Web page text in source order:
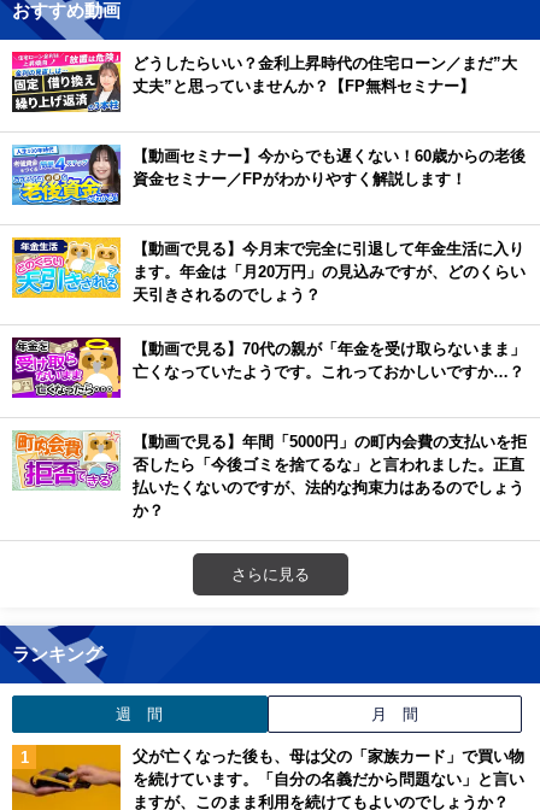
おすすめ動画
どうしたらいい？金利上昇時代の住宅ローン／まだ”大
丈夫”と思っていませんか？【FP無料セミナー】
【動画セミナー】今からでも遅くない！60歳からの老後
資金セミナー／FPがわかりやすく解説します！
【動画で見る】今月末で完全に引退して年金生活に入り
ます。年金は「月20万円」の見込みですが、どのくらい
天引きされるのでしょう？
【動画で見る】70代の親が「年金を受け取らないまま」
亡くなっていたようです。これっておかしいですか…？
【動画で見る】年間「5000円」の町内会費の支払いを拒
否したら「今後ゴミを捨てるな」と言われました。正直
払いたくないのですが、法的な拘束力はあるのでしょう
か？
さらに見る
ランキング
週 間 月 間
父が亡くなった後も、母は父の「家族カード」で買い物
を続けています。「自分の名義だから問題ない」と言い
ますが、このまま利用を続けてもよいのでしょうか？